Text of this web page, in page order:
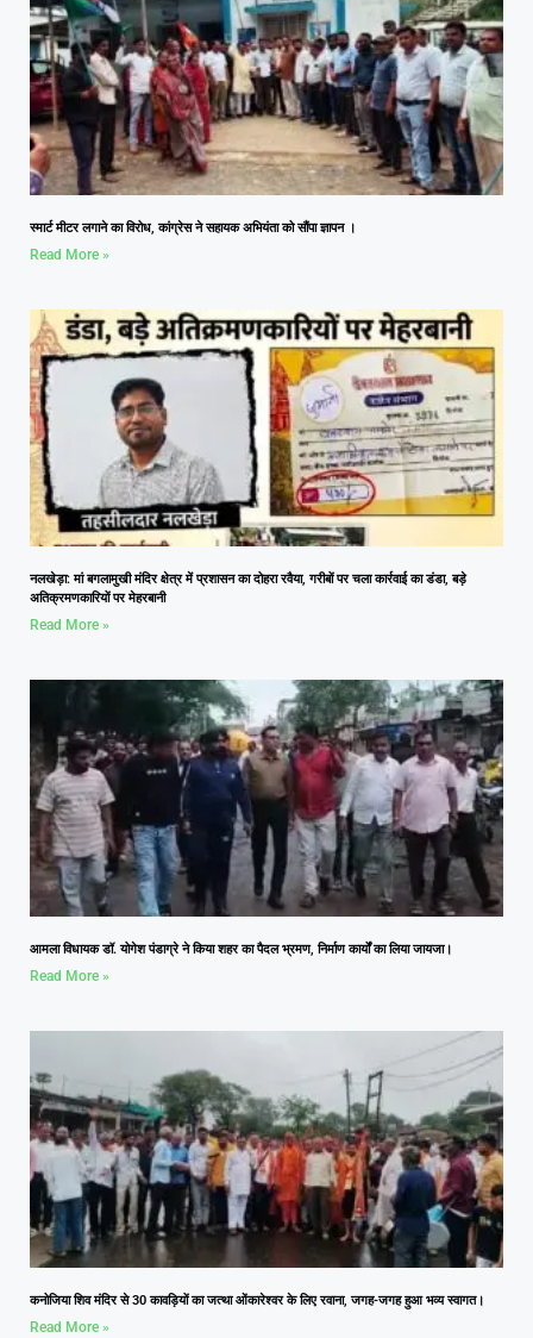
स्मार्ट मीटर लगाने का विरोध, कांग्रेस ने सहायक अभियंता को सौंपा ज्ञापन ।
Read More »
नलखेड़ा: मां बगलामुखी मंदिर क्षेत्र में प्रशासन का दोहरा रवैया, गरीबों पर चला कार्रवाई का डंडा, बड़े
अतिक्रमणकारियों पर मेहरबानी
Read More »
आमला विधायक डॉ. योगेश पंडाग्रे ने किया शहर का पैदल भ्रमण, निर्माण कार्यों का लिया जायजा।
Read More »
कनोजिया शिव मंदिर से 30 कावड़ियों का जत्था ओंकारेश्वर के लिए रवाना, जगह-जगह हुआ भव्य स्वागत।
Read More »